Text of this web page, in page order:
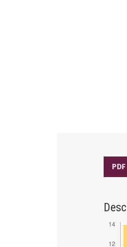
PDF